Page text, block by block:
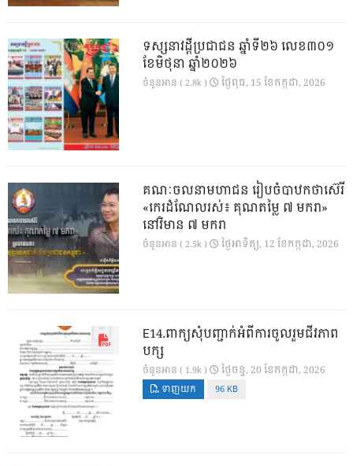
ទស្សនាវដ្ដីប្រជាជន ឆ្នាំទី២៦ លេខ៣០១
ខែមិថុនា ឆ្នាំ២០២៦
ចំនួនអាន ( 2.8k ) ថ្ងៃ​ពុធ, 15 ខែ​កក្កដា, 2026
គណៈចលនាមហាជន រៀបចំបាឋកថាស៊េរី
«កេរដំណែលរស់៖ គុណតម្លៃ ៧ មករា»
នៅវិមាន ៧ មករា
ចំនួនអាន ( 2.5k ) ថ្ងៃ​អាទិត្យ, 12 ខែ​កក្កដា, 2026
E14.ពាក្យសុំបញ្ជាក់អំពីការចូលរួមជីវភាព
បក្ស
ចំនួនអាន ( 1.9k ) ថ្ងៃ​ចន្ទ, 20 ខែ​កក្កដា, 2026
ទាញយក 96 KB